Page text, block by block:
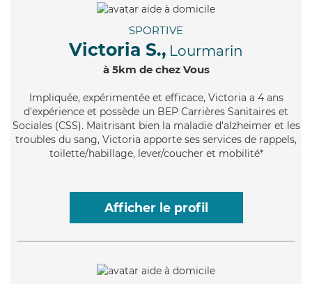
SPORTIVE
Victoria S., Lourmarin
à 5km de chez Vous
Impliquée, expérimentée et efficace, Victoria a 4 ans
d'expérience et possède un BEP Carrières Sanitaires et
Sociales (CSS). Maitrisant bien la maladie d'alzheimer et les
troubles du sang, Victoria apporte ses services de rappels,
toilette/habillage, lever/coucher et mobilité*
Afficher le profil